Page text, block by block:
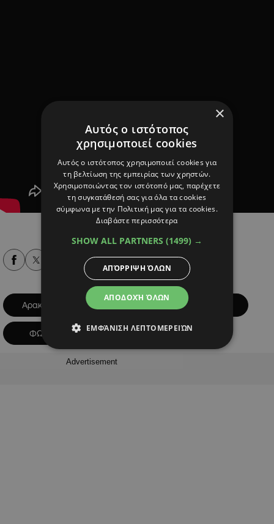
Alpha Podcasts
Αρακαπάς
ΦΩΤΙΑ ΩΡΑ
Advertisement
×
Αυτός ο ιστότοπος
χρησιμοποιεί cookies
Αυτός ο ιστότοπος χρησιμοποιεί cookies για
τη βελτίωση της εμπειρίας των χρηστών.
Χρησιμοποιώντας τον ιστότοπό μας, παρέχετε
τη συγκατάθεσή σας για όλα τα cookies
σύμφωνα με την Πολιτική μας για τα cookies.
Διαβάστε περισσότερα
SHOW ALL PARTNERS (1499) →
ΑΠΟΔΟΧΉ ΌΛΩΝ
ΑΠΌΡΡΙΨΗ ΌΛΩΝ
ΕΜΦΆΝΙΣΗ ΛΕΠΤΟΜΕΡΕΙΏΝ